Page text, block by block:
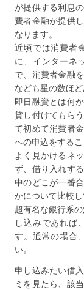
が提供する利息
費者金融が提供
なります。
近頃では消費者
に、インターネ
で、消費者金融
なども星の数ほど
即日融資とは何
貸し付けてもら
て初めて消費者
への申込をする
よく見かけるネ
ず、借り入れす
中のどこが一番
かについて比較
超有名な銀行系
し込みであれば
す。通常の場合
い。
申し込みたい借
ミを見たら、該